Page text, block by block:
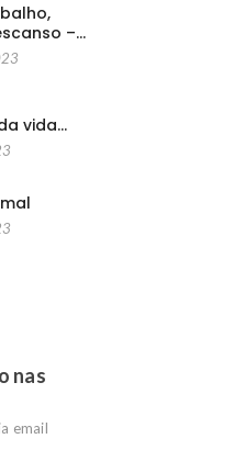
–…
vida…
nas
email